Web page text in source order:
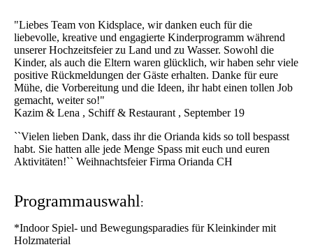
"Liebes Team von Kidsplace, wir danken euch für die
liebevolle, kreative und engagierte Kinderprogramm während
unserer Hochzeitsfeier zu Land und zu Wasser. Sowohl die
Kinder, als auch die Eltern waren glücklich, wir haben sehr viele
positive Rückmeldungen der Gäste erhalten. Danke für eure
Mühe, die Vorbereitung und die Ideen, ihr habt einen tollen Job
gemacht, weiter so!"
Kazim & Lena , Schiff & Restaurant , September 19
``Vielen lieben Dank, dass ihr die Orianda kids so toll bespasst
habt. Sie hatten alle jede Menge Spass mit euch und euren
Aktivitäten!`` Weihnachtsfeier Firma Orianda CH
Programmauswahl:
*Indoor Spiel- und Bewegungsparadies für Kleinkinder mit
Holzmaterial